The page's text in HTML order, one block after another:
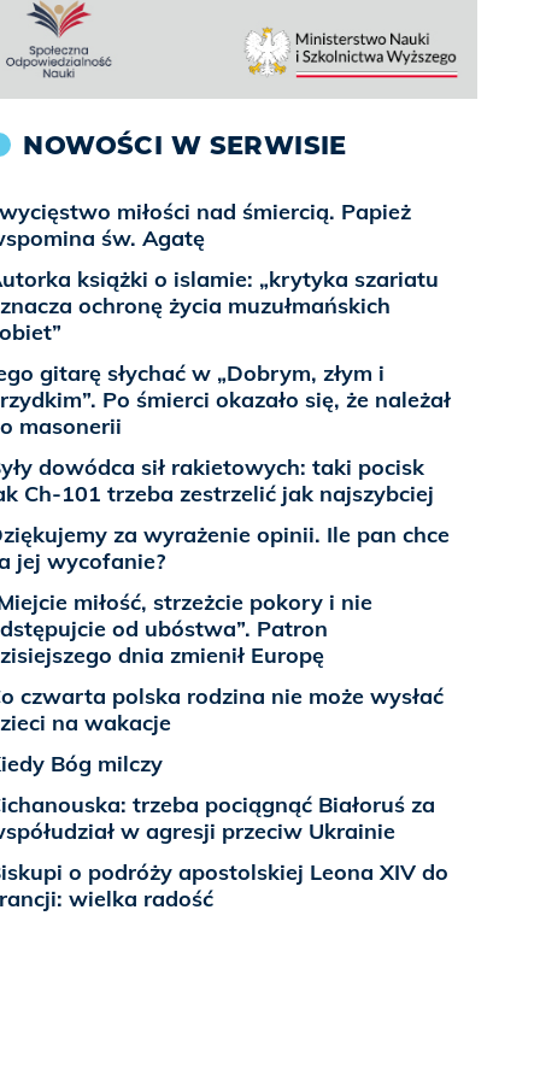
NOWOŚCI W SERWISIE
miłości nad śmiercią. Papież
św. Agatę
książki o islamie: „krytyka szariatu
ochronę życia muzułmańskich
gitarę słychać w „Dobrym, złym i
Po śmierci okazało się, że należał
masonerii
dowódca sił rakietowych: taki pocisk
Ch-101 trzeba zestrzelić jak najszybciej
za wyrażenie opinii. Ile pan chce
jej wycofanie?
miłość, strzeżcie pokory i nie
od ubóstwa”. Patron
dnia zmienił Europę
czwarta polska rodzina nie może wysłać
na wakacje
Bóg milczy
trzeba pociągnąć Białoruś za
w agresji przeciw Ukrainie
o podróży apostolskiej Leona XIV do
wielka radość